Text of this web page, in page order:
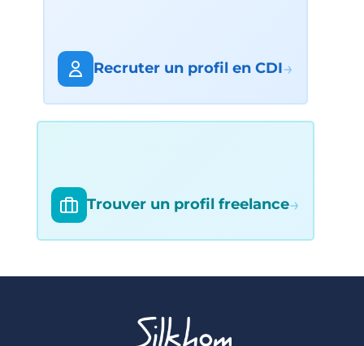
Recruter un profil en CDI→
Trouver un profil freelance→